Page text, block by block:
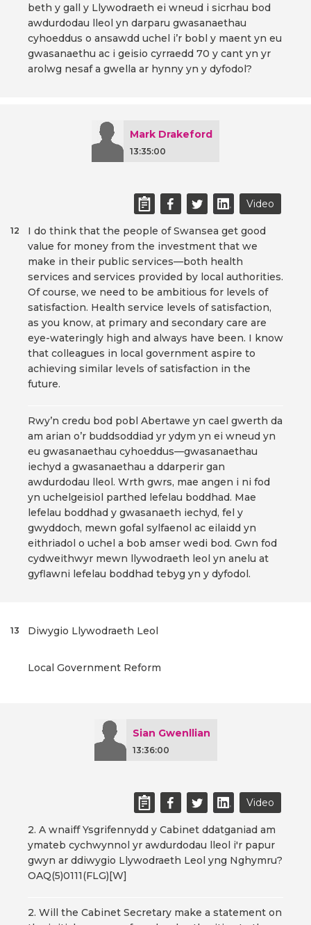
beth y gall y Llywodraeth ei wneud i sicrhau bod
awdurdodau lleol yn darparu gwasanaethau
cyhoeddus o ansawdd uchel i’r bobl y maent yn eu
gwasanaethu ac i geisio cyrraedd 70 y cant yn yr
arolwg nesaf a gwella ar hynny yn y dyfodol?
Mark Drakeford
13:35:00
Video
I do think that the people of Swansea get good
value for money from the investment that we
make in their public services—both health
services and services provided by local authorities.
Of course, we need to be ambitious for levels of
satisfaction. Health service levels of satisfaction,
as you know, at primary and secondary care are
eye-wateringly high and always have been. I know
that colleagues in local government aspire to
achieving similar levels of satisfaction in the
future.
12
Rwy’n credu bod pobl Abertawe yn cael gwerth da
am arian o’r buddsoddiad yr ydym yn ei wneud yn
eu gwasanaethau cyhoeddus—gwasanaethau
iechyd a gwasanaethau a ddarperir gan
awdurdodau lleol. Wrth gwrs, mae angen i ni fod
yn uchelgeisiol parthed lefelau boddhad. Mae
lefelau boddhad y gwasanaeth iechyd, fel y
gwyddoch, mewn gofal sylfaenol ac eilaidd yn
eithriadol o uchel a bob amser wedi bod. Gwn fod
cydweithwyr mewn llywodraeth leol yn anelu at
gyflawni lefelau boddhad tebyg yn y dyfodol.
Diwygio Llywodraeth Leol
13
Local Government Reform
Sian Gwenllian
13:36:00
Video
2. A wnaiff Ysgrifennydd y Cabinet ddatganiad am
ymateb cychwynnol yr awdurdodau lleol i'r papur
gwyn ar ddiwygio Llywodraeth Leol yng Nghymru?
OAQ(5)0111(FLG)[W]
2. Will the Cabinet Secretary make a statement on